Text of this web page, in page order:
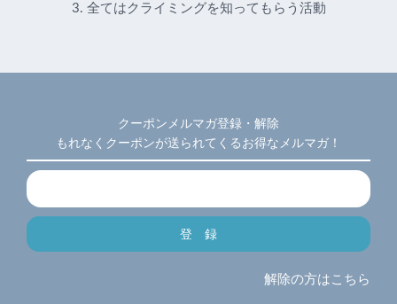
3. 全てはクライミングを知ってもらう活動
クーポンメルマガ登録・解除
もれなくクーポンが送られてくるお得なメルマガ！
解除の方はこちら